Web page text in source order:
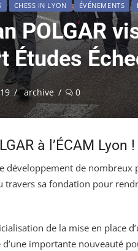
CHESS IN LYON ÉVÉNEMENTS
POLGAR
Études
Auteur/autrice
archive 0
à l’ÉCAM Lyon !
développement de nombreux
travers sa fondation pour
de la mise en place
importante nouveauté